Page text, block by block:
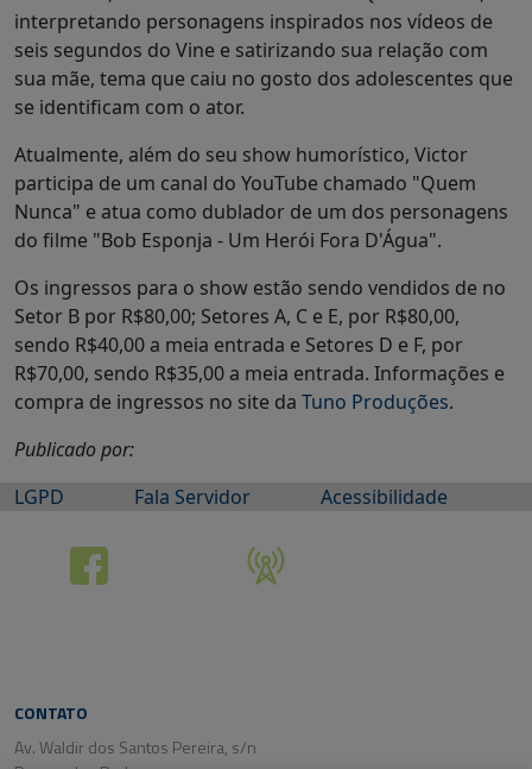
interpretando personagens inspirados nos vídeos de
seis segundos do Vine e satirizando sua relação com
sua mãe, tema que caiu no gosto dos adolescentes que
se identificam com o ator.
Atualmente, além do seu show humorístico, Victor
participa de um canal do YouTube chamado "Quem
Nunca" e atua como dublador de um dos personagens
do filme "Bob Esponja - Um Herói Fora D'Água".
Os ingressos para o show estão sendo vendidos de no
Setor B por R$80,00; Setores A, C e E, por R$80,00,
sendo R$40,00 a meia entrada e Setores D e F, por
R$70,00, sendo R$35,00 a meia entrada. Informações e
compra de ingressos no site da Tuno Produções.
Publicado por:
LGPD
Fala Servidor Acessibilidade
CONTATO
Av. Waldir dos Santos Pereira, s/n